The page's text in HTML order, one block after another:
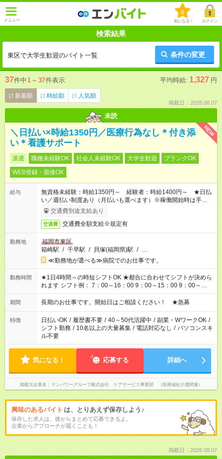
メニュー
0
気になる！ ログイン
検索結果
東区で大学生歓迎のバイト一覧 条件の変更
37件中1 ～ 37件表示 平均時給: 1,327 円
新着順 時給順 人気順
掲載日：2026.08.07
未読
NEW
＼日払い×時給1350円／医療行為なし＊付き添
い＊看護サポート
派遣 職種未経験OK 社会人未経験OK 大学生歓迎
ブランクOK
WEB登録・面接OK
給与
無資格未経験：時給1350円～ 経験者：時給1400円～ ★日払
い／週払い制度あり（月払いも選べます）※稼働開始時は手続き
完了次第のお支払いとなります。
交通費別途支給あり
交通費 交通費全額支給※規定有
勤務地
福岡市東区
箱崎駅 / 千早駅 / 貝塚(福岡県)駅 / …
≪勤務地が選べる≫病院でのお仕事です。
勤務時間
★1日4時間～の時短シフトOK ★都合に合わせてシフトが決めら
れます シフト例： 7：00～16：00 9：00～15：00 9：00～
18：00 11：00～20：00 など ※Wワークの場合、他のお仕事と
合わせ週40時間超の就業はご案内できません ※法令に基づき、
派遣法（日雇い派遣の原則禁止）により、短時間・短期間の就
業はご案内が難しい場合があります
期間 長期のお仕事です。開始日はご相談ください！ ★急募
特徴 日払いOK / 履歴書不要 / 40～50代活躍中 / 副業・WワークOK /
シフト勤務 / 10名以上の大量募集 / 電話対応なし / パソコンスキ
ル不要
気になる！ 応募する 詳細へ
掲載元企業名 マンパワーグループ株式会社 ケアサービス事業部 （医療福祉介護関連）
興味のあるバイト は、とりあえず保存しよう♪
保存した求人は、後からまとめて応募できるよ。
企業からアプローチが届くことも！
掲載日：2026.08.07